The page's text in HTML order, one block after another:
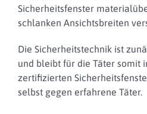
Sicherheitsfenster
schlanken Ansichtsbreiten
Die Sicherheitstechnik ist
und bleibt für die Täter somit
zertifizierten
selbst gegen erfahrene Täter.